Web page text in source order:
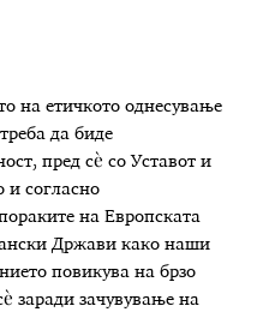
на етичкото однесување
да биде
пред сѐ со Уставот и
и согласно
на Европската
Држави како наши
повикува на брзо
заради зачувување на